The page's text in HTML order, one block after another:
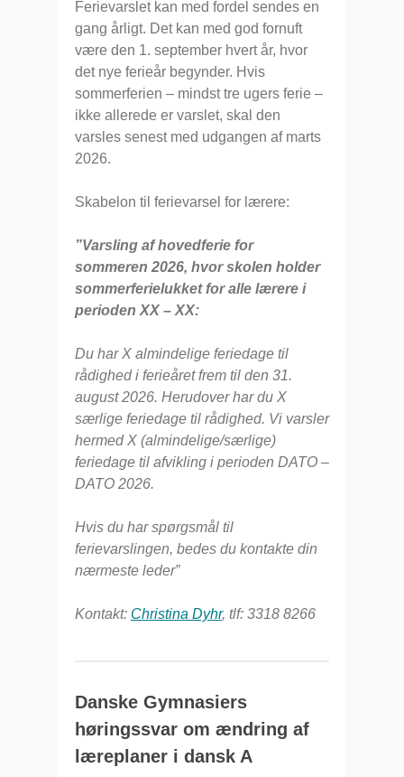
Ferievarslet kan med fordel sendes en
gang årligt. Det kan med god fornuft
være den 1. september hvert år, hvor
det nye ferieår begynder. Hvis
sommerferien – mindst tre ugers ferie –
ikke allerede er varslet, skal den
varsles senest med udgangen af marts
2026.
Skabelon til ferievarsel for lærere:
”Varsling af hovedferie for
sommeren 2026, hvor skolen holder
sommerferielukket for alle lærere i
perioden XX – XX:
Du har X almindelige feriedage til
rådighed i ferieåret frem til den 31.
august 2026. Herudover har du X
særlige feriedage til rådighed. Vi varsler
hermed X (almindelige/særlige)
feriedage til afvikling i perioden DATO –
DATO 2026.
Hvis du har spørgsmål til
ferievarslingen, bedes du kontakte din
nærmeste leder”
Kontakt: Christina Dyhr, tlf: 3318 8266
Danske Gymnasiers
høringssvar om ændring af
læreplaner i dansk A